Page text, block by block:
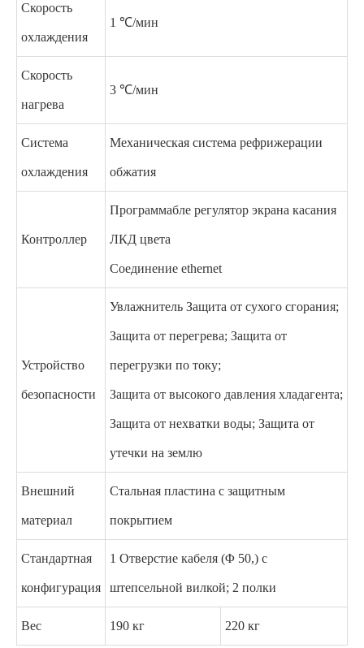
Скорость
охлаждения
1 ℃/мин
Скорость
нагрева
3 ℃/мин
Система
охлаждения
Механическая система рефрижерации
обжатия
Контроллер
Программабле регулятор экрана касания
ЛКД цвета
Соединение ethernet
Устройство
безопасности
Увлажнитель Защита от сухого сгорания;
Защита от перегрева; Защита от
перегрузки по току;
Защита от высокого давления хладагента;
Защита от нехватки воды; Защита от
утечки на землю
Внешний
материал
Стальная пластина с защитным
покрытием
Стандартная
конфигурация
1 Отверстие кабеля (Φ 50,) с
штепсельной вилкой; 2 полки
Вес 190 кг 220 кг